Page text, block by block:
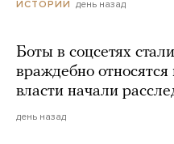
ИСТОРИИ день назад
Боты в соцсетях
враждебно
власти начали
день назад